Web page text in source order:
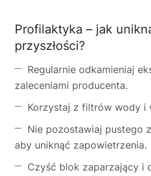
Profilaktyka – jak
przyszłości?
Regularnie odkamieniaj
zaleceniami producenta.
Korzystaj z filtrów wody i
Nie pozostawiaj pustego
aby uniknąć zapowietrzenia.
Czyść blok zaparzający i